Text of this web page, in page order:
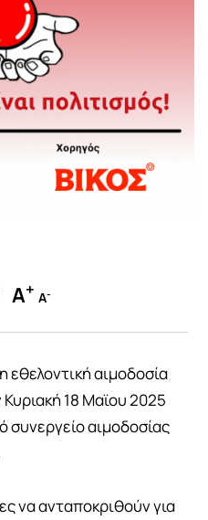
A+ A-
εθελοντική αιμοδοσία
18 Μαϊου 2025
συνεργείο αιμοδοσίας
να ανταποκριθούν για